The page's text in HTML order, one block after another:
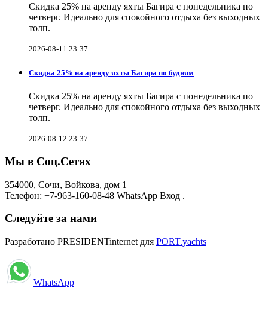
Скидка 25% на аренду яхты Багира с понедельника по
четверг. Идеально для спокойного отдыха без выходных
толп.
2026-08-11 23:37
Скидка 25% на аренду яхты Багира по будням
Скидка 25% на аренду яхты Багира с понедельника по
четверг. Идеально для спокойного отдыха без выходных
толп.
2026-08-12 23:37
Мы в Соц.Сетях
354000, Сочи, Войкова, дом 1
Телефон: +7-963-160-08-48 WhatsApp Вход .
Следуйте за нами
Разработано PRESIDENTinternet для PORT.yachts
WhatsApp